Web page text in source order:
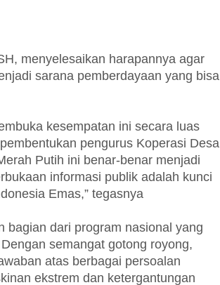
menyelesaikan harapannya agar
sarana pemberdayaan yang bisa
kesempatan ini secara luas
pengurus Koperasi Desa
Putih ini benar-benar menjadi
informasi publik adalah kunci
Emas,” tegasnya
bagian dari program nasional yang
semangat gotong royong,
atas berbagai persoalan
ekstrem dan ketergantungan